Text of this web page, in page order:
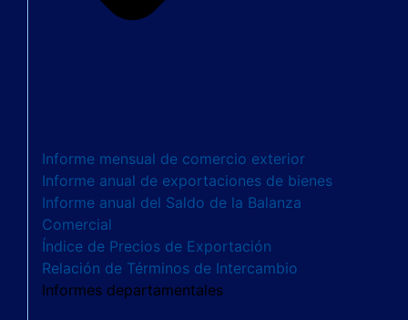
Informe mensual de comercio exterior
Informe anual de exportaciones de bienes
Informe anual del Saldo de la Balanza
Comercial
Índice de Precios de Exportación
Relación de Términos de Intercambio
Informes departamentales